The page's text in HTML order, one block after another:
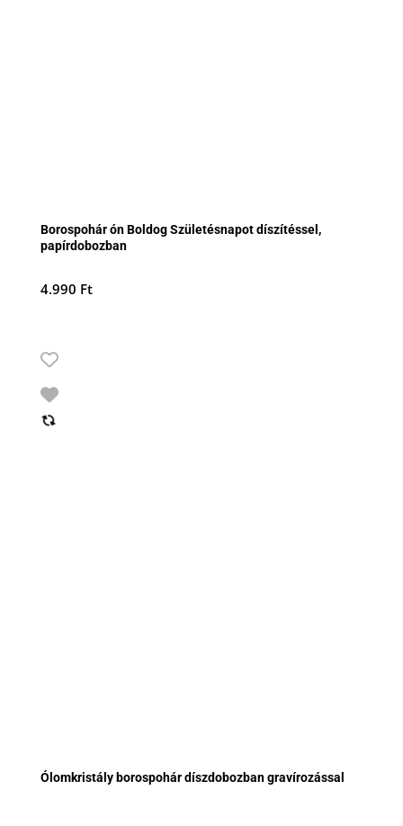
Borospohár ón Boldog Születésnapot díszítéssel,
papírdobozban
4.990 Ft
Ólomkristály borospohár díszdobozban gravírozással